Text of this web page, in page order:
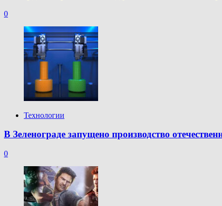
0
Технологии
В Зеленограде запущено производство
0